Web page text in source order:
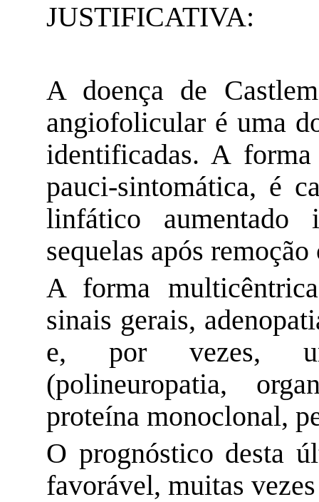
JUSTIFICATIVA:
A doença de
angiofolicularé uma
identificadas. A
pauci-sintomática, é
linfático aumentado
sequelas após
A forma
sinais gerais,
e, por vezes,
(polineuropatia,
proteína monoclonal,
O prognóstico desta
favorável, muitas